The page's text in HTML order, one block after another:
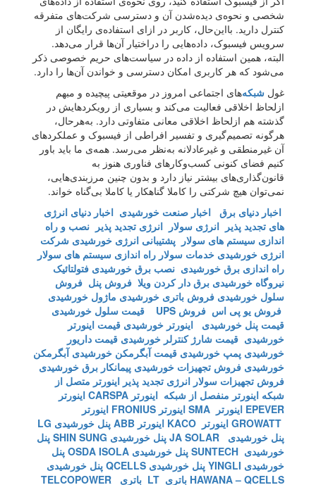
شخصی و نحوه‌ی دیده‌شدن آن و دسترسی شرکت‌های متفرقه
کنترل دارید. بااین‌حال، کاربر در ازای استفاده‌ی رایگان از
سرویس فیسبوک، داده‌هایی را دراختیار آن‌ها قرار می‌دهد.
البته، همین استفاده از داده در سیاست‌های حریم خصوصی ذکر
می‌شود که هر کاربری امکان دسترسی و خواندن آن‌ها را دارد.
غول شبکه‌های اجتماعی امروز در موقعیتی پیچیده و مبهم
ازلحاظ اخلاقی فعالیت می‌کند و بسیاری از رویکردهایش در
گذشته هم ازلحاظ اخلاقی معانی متفاوتی دارد. به‌هرحال،
هرگونه تصمیم‌گیری و تفسیر افراطی از فیسبوک و عملکردهای
آن غیرمنطقی و غیرعادلانه به‌نظر می‌رسد. همه‌ی ما باید باور
کنیم فضای کنونی کسب‌وکارهای فناوری هنوز به
قانون‌گذاری‌های بیشتر نیاز دارد و بدون چنین مرزبندی‌هایی،
نمی‌توان هیچ شرکتی را کاملا گناهکار یا کاملا بی‌گناه خواند.
اخبار دنیای برق اخبار صنعت خورشیدی اخبار دنیای انرژی
های تجدید پذیر انرژی سولار انرژی تجدید پذیر نصب و راه
اندازی سیستم های سولار پشتیبانی انرژی خورشیدی شرکت
انرژی خورشیدی خدمات سولار راه اندازی سیستم های سولار
راه اندازی برق خورشیدی نصب برق خورشیدی فتولتائیک
نیروگاه خورشیدی برق دار کردن ویلا فروش پنل فروش
سلول خورشیدی فروش باتری خورشیدی ماژول خورشیدی
فروش یو پی اس فروش UPS
قیمت سلول خورشیدی
قیمت پنل خورشیدی
اینورتر خورشیدی قیمت اینورتر
خورشیدی قیمت شارژ کنترلر خورشیدی قیمت داریور
خورشیدی پمپ خورشیدی قیمت آبگرمکن خورشیدی آبگرمکن
خورشیدی فروش تجهیزات خورشیدی پیمانکار برق خورشیدی
فروش تجهیزات سولار انرژی تجدید پذیر اینورتر متصل از
شبکه اینورتر منفصل از شبکه اینورتر CARSPA
اینورتر
EPEVER اینورتر SMA اینورتر FRONIUS
اینورتر
اینورتر KACO اینورتر ABB
پنل خورشیدی LG
پنل خورشیدی JA SOLAR
پنل خورشیدی SHIN SUNG
پنل
خورشیدی SUNTECH
پنل خورشیدی OSDA ISOLA
پنل
خورشیدی YINGLI
پنل خورشیدی QCELLS
پنل خورشیدی
HAWANA – QCELLS باتری LT
باتری TELCOPOWER